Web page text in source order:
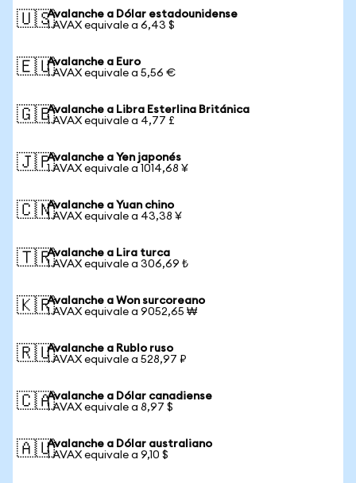
🇺🇸Avalanche a Dólar estadounidense
1 AVAX equivale a 6,43 $
🇪🇺Avalanche a Euro
1 AVAX equivale a 5,56 €
🇬🇧Avalanche a Libra Esterlina Británica
1 AVAX equivale a 4,77 £
🇯🇵Avalanche a Yen japonés
1 AVAX equivale a 1014,68 ¥
🇨🇳Avalanche a Yuan chino
1 AVAX equivale a 43,38 ¥
🇹🇷Avalanche a Lira turca
1 AVAX equivale a 306,69 ₺
🇰🇷Avalanche a Won surcoreano
1 AVAX equivale a 9052,65 ₩
🇷🇺Avalanche a Rublo ruso
1 AVAX equivale a 528,97 ₽
🇨🇦Avalanche a Dólar canadiense
1 AVAX equivale a 8,97 $
🇦🇺Avalanche a Dólar australiano
1 AVAX equivale a 9,10 $